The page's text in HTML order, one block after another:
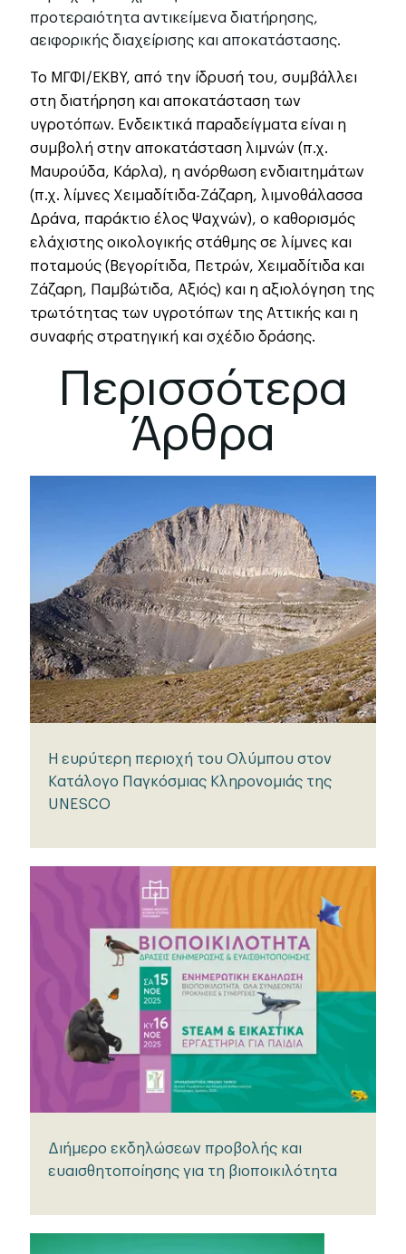
προτεραιότητα αντικείμενα διατήρησης,
αειφορικής διαχείρισης και αποκατάστασης.
Το ΜΓΦΙ/ΕΚΒΥ, από την ίδρυσή του, συμβάλλει
στη διατήρηση και αποκατάσταση των
υγροτόπων. Ενδεικτικά παραδείγματα είναι η
συμβολή στην αποκατάσταση λιμνών (π.χ.
Μαυρούδα, Κάρλα), η ανόρθωση ενδιαιτημάτων
(π.χ. λίμνες Χειμαδίτιδα-Ζάζαρη, λιμνοθάλασσα
Δράνα, παράκτιο έλος Ψαχνών), ο καθορισμός
ελάχιστης οικολογικής στάθμης σε λίμνες και
ποταμούς (Βεγορίτιδα, Πετρών, Χειμαδίτιδα και
Ζάζαρη, Παμβώτιδα, Αξιός) και η αξιολόγηση της
τρωτότητας των υγροτόπων της Αττικής και η
συναφής στρατηγική και σχέδιο δράσης.
Περισσότερα
Άρθρα
Η ευρύτερη περιοχή του Ολύμπου στον
Κατάλογο Παγκόσμιας Κληρονομιάς της
UNESCO
Διήμερο εκδηλώσεων προβολής και
ευαισθητοποίησης για τη βιοποικιλότητα